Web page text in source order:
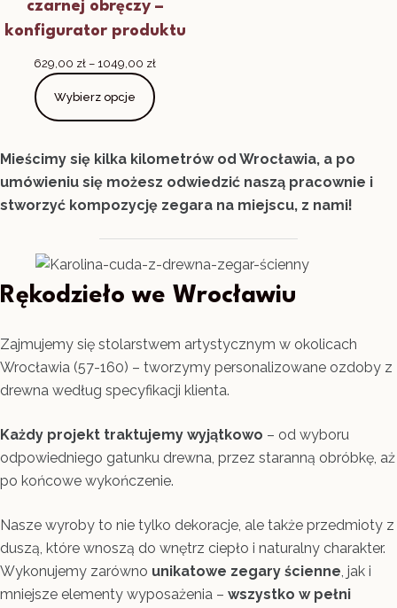
czarnej obręczy –
konfigurator produktu
629,00 zł – 1049,00 złZakres
1049,00 zł
Wybierz opcje
Mieścimy się kilka kilometrów od Wrocławia, a po
umówieniu się możesz odwiedzić naszą pracownie i
stworzyć kompozycję zegara na miejscu, z nami!
Rękodzieło we Wrocławiu
Zajmujemy się stolarstwem artystycznym w okolicach
Wrocławia (57-160) – tworzymy personalizowane ozdoby z
drewna według specyfikacji klienta.
Każdy projekt traktujemy wyjątkowo – od wyboru
odpowiedniego gatunku drewna, przez staranną obróbkę, aż
po końcowe wykończenie.
Nasze wyroby to nie tylko dekoracje, ale także przedmioty z
duszą, które wnoszą do wnętrz ciepło i naturalny charakter.
Wykonujemy zarówno unikatowe zegary ścienne, jak i
mniejsze elementy wyposażenia – wszystko w pełni